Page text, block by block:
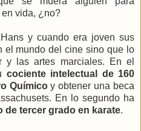
vida, ¿no?
y cuando era joven sus
el mundo del cine sino que lo
y las artes marciales. En el
cociente intelectual de 160
Químicoy obtener una beca
En lo segundo ha
de tercer grado en karate.